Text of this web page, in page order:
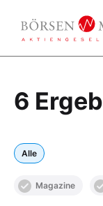
6
Alle
Magazine